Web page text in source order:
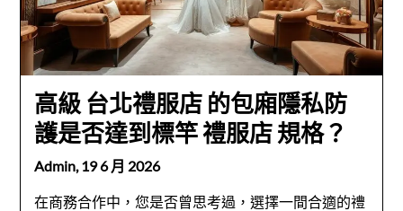
高級 台北禮服店 的包廂隱私防
護是否達到標竿 禮服店 規格？
Admin,19 6 月 2026
在商務合作中，您是否曾思考過，選擇一間合適的禮